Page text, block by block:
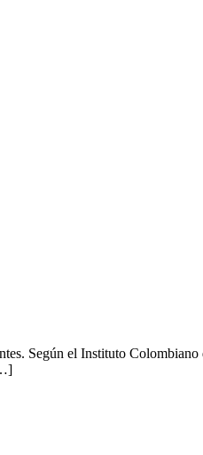
Según el Instituto Colombiano